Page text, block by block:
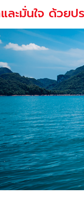
ละมั่นใจ ด้วย